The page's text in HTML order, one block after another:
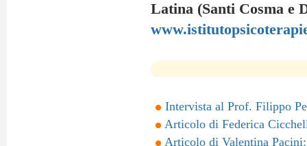
Latina (Santi Cosma e
Intervista al Prof. Filippo
Articolo di Federica
Articolo di Valentina